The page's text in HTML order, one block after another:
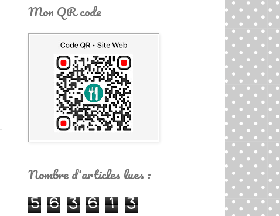
Mon QR code
Nombre d'articles lues :
5 6 3 6 1 3